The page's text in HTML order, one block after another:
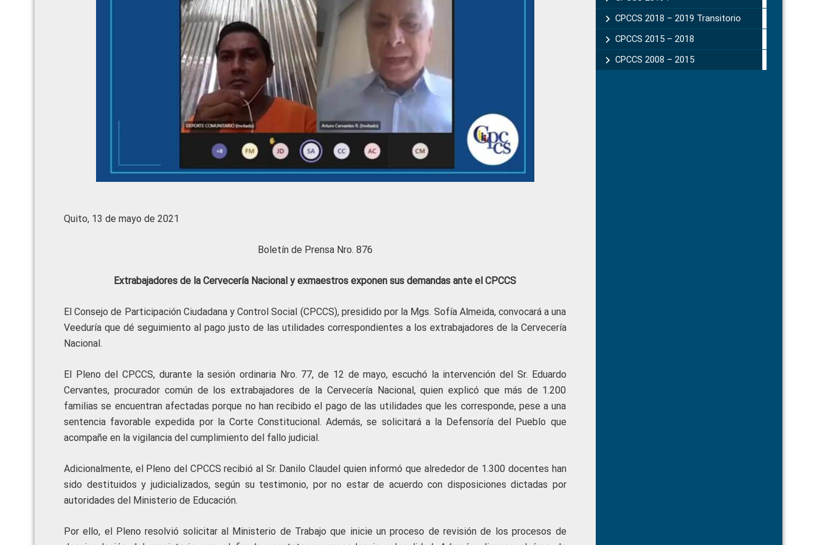
Quito, 13 de mayo de 2021
Boletín de Prensa Nro. 876
Extrabajadores de la Cervecería Nacional y exmaestros exponen sus demandas ante el CPCCS
El Consejo de Participación Ciudadana y Control Social (CPCCS), presidido por la Mgs. Sofía Almeida, convocará a una
Veeduría que dé seguimiento al pago justo de las utilidades correspondientes a los extrabajadores de la Cervecería
Nacional.
El Pleno del CPCCS, durante la sesión ordinaria Nro. 77, de 12 de mayo, escuchó la intervención del Sr. Eduardo
Cervantes, procurador común de los extrabajadores de la Cervecería Nacional, quien explicó que más de 1.200
familias se encuentran afectadas porque no han recibido el pago de las utilidades que les corresponde, pese a una
sentencia favorable expedida por la Corte Constitucional. Además, se solicitará a la Defensoría del Pueblo que
acompañe en la vigilancia del cumplimiento del fallo judicial.
Adicionalmente, el Pleno del CPCCS recibió al Sr. Danilo Claudel quien informó que alrededor de 1.300 docentes han
sido destituidos y judicializados, según su testimonio, por no estar de acuerdo con disposiciones dictadas por
autoridades del Ministerio de Educación.
Por ello, el Pleno resolvió solicitar al Ministerio de Trabajo que inicie un proceso de revisión de los procesos de
CPCCS 2018 – 2019 Transitorio
CPCCS 2015 – 2018
CPCCS 2008 – 2015